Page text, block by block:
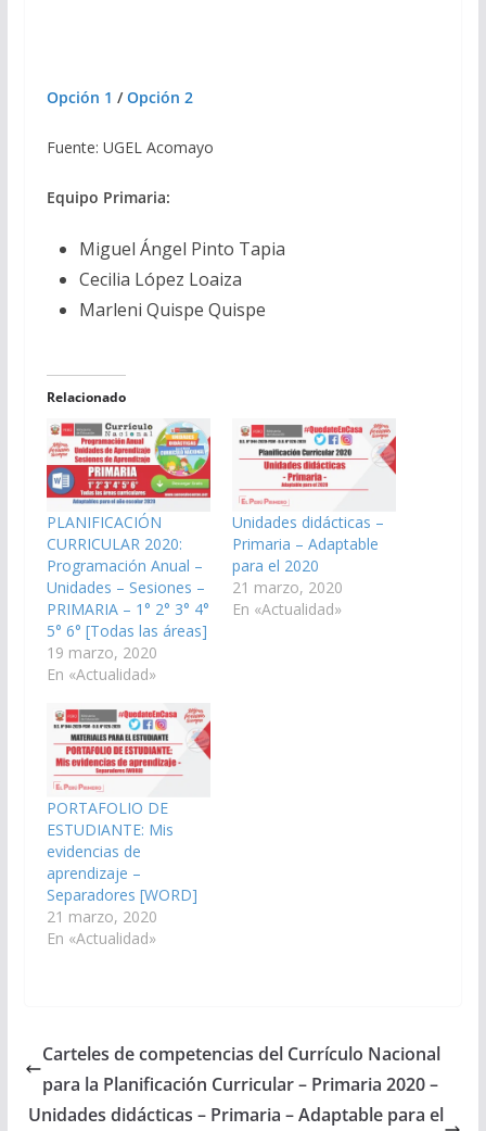
Opción 1 /Opción 2
Fuente: UGEL Acomayo
Equipo Primaria:
Miguel Ángel Pinto Tapia
Cecilia López Loaiza
Marleni Quispe Quispe
Relacionado
PLANIFICACIÓN
CURRICULAR 2020:
Programación Anual –
Unidades – Sesiones –
PRIMARIA – 1° 2° 3° 4°
5° 6° [Todas las áreas]
19 marzo, 2020
En «Actualidad»
Unidades didácticas –
Primaria – Adaptable
para el 2020
21 marzo, 2020
En «Actualidad»
PORTAFOLIO DE
ESTUDIANTE: Mis
evidencias de
aprendizaje –
Separadores [WORD]
21 marzo, 2020
En «Actualidad»
Carteles de competencias del Currículo Nacional
para la Planificación Curricular – Primaria 2020 –
Unidades didácticas – Primaria – Adaptable para el